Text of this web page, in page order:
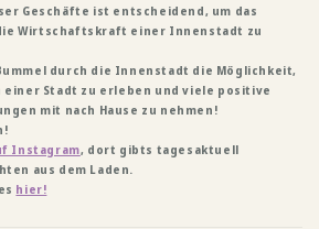
Geschäfte ist entscheidend, um das
Wirtschaftskraft einer Innenstadt zu
durch die Innenstadt die Möglichkeit,
einer Stadt zu erleben und viele positive
mit nach Hause zu nehmen!
Instagram, dort gibts tagesaktuell
aus dem Laden.
hier!